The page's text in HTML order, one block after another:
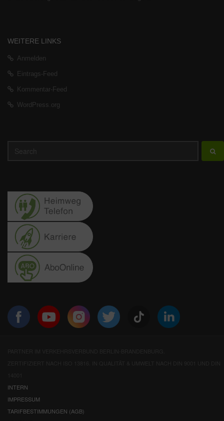
WEITERE LINKS
Anmelden
Eintrags-Feed
Kommentar-Feed
WordPress.org
INTERN
IMPRESSUM
TARIFBESTIMMUNGEN (AGB)